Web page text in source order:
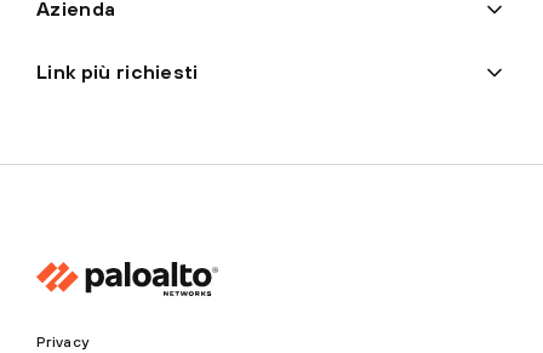
Azienda
Link più richiesti
Privacy